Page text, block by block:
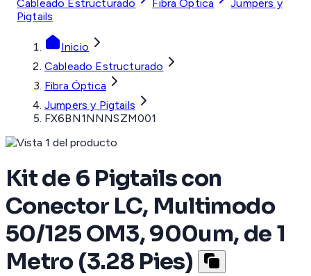
Cableado Estructurado Fibra Óptica
Jumpers y
Pigtails
Inicio
Cableado Estructurado
Fibra Óptica
Jumpers y Pigtails
FX6BN1NNNSZM001
Kit de 6 Pigtails con
Conector LC, Multimodo
50/125 OM3, 900um, de 1
Metro (3.28 Pies)